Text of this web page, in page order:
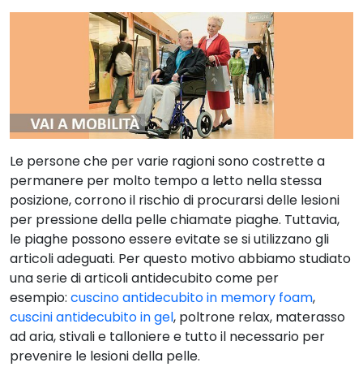
Le persone che per varie ragioni sono costrette a
permanere per molto tempo a letto nella stessa
posizione, corrono il rischio di procurarsi delle lesioni
per pressione della pelle chiamate piaghe. Tuttavia,
le piaghe possono essere evitate se si utilizzano gli
articoli adeguati. Per questo motivo abbiamo studiato
una serie di articoli antidecubito come per
esempio: cuscino antidecubito in memory foam,
cuscini antidecubito in gel, poltrone relax, materasso
ad aria, stivali e talloniere e tutto il necessario per
prevenire le lesioni della pelle.